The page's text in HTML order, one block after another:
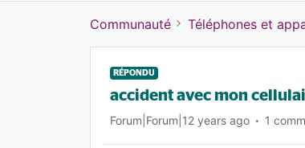
Communauté Téléphones et
RÉPONDU
accident avec mon
Forum|Forum|12 years ago 1